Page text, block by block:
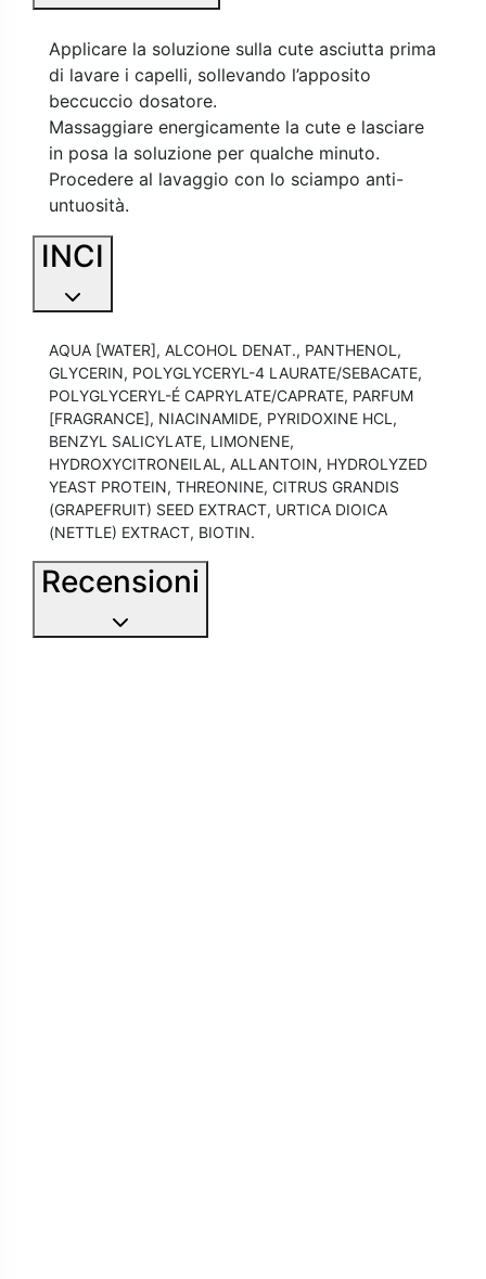
Applicare la soluzione sulla cute asciutta prima
di lavare i capelli, sollevando l’apposito
beccuccio dosatore.
Massaggiare energicamente la cute e lasciare
in posa la soluzione per qualche minuto.
Procedere al lavaggio con lo sciampo anti-
untuosità.
INCI
AQUA [WATER], ALCOHOL DENAT., PANTHENOL,
GLYCERIN, POLYGLYCERYL-4 LAURATE/SEBACATE,
POLYGLYCERYL-É CAPRYLATE/CAPRATE, PARFUM
[FRAGRANCE], NIACINAMIDE, PYRIDOXINE HCL,
BENZYL SALICYLATE, LIMONENE,
HYDROXYCITRONEILAL, ALLANTOIN, HYDROLYZED
YEAST PROTEIN, THREONINE, CITRUS GRANDIS
(GRAPEFRUIT) SEED EXTRACT, URTICA DIOICA
(NETTLE) EXTRACT, BIOTIN.
Recensioni